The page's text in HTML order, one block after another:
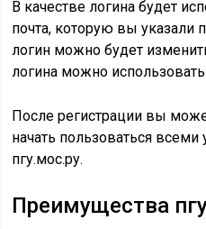
В качестве логина будет
почта, которую вы указали
логин можно будет
логина можно
После регистрации вы
начать пользоваться всеми
пгу.мос.ру.
Преимущества